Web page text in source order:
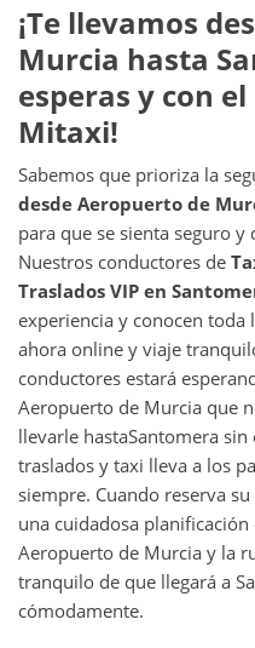
¡Te llevamos
Murcia hasta
esperas y con
Mitaxi!
Sabemos que prioriza la
desde Aeropuerto de
para que se sienta seguro
Nuestros conductores de
Traslados VIP en
experiencia y conocen toda
ahora online y viaje
conductores estará
Aeropuerto de Murcia que
llevarle hastaSantomera sin
traslados y taxi lleva a los
siempre. Cuando reserva
una cuidadosa
Aeropuerto de Murcia y la
tranquilo de que llegará a
cómodamente.